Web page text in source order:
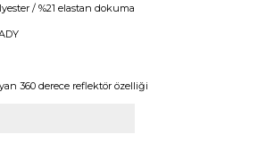
/ %21 elastan dokuma
360 derece reflektör özelliği